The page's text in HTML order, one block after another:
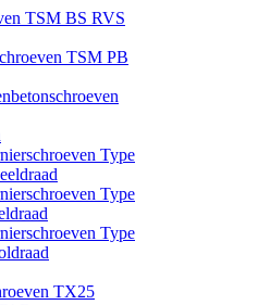
TSM BS RVS
TSM PB
Type
Type
Type
TX25